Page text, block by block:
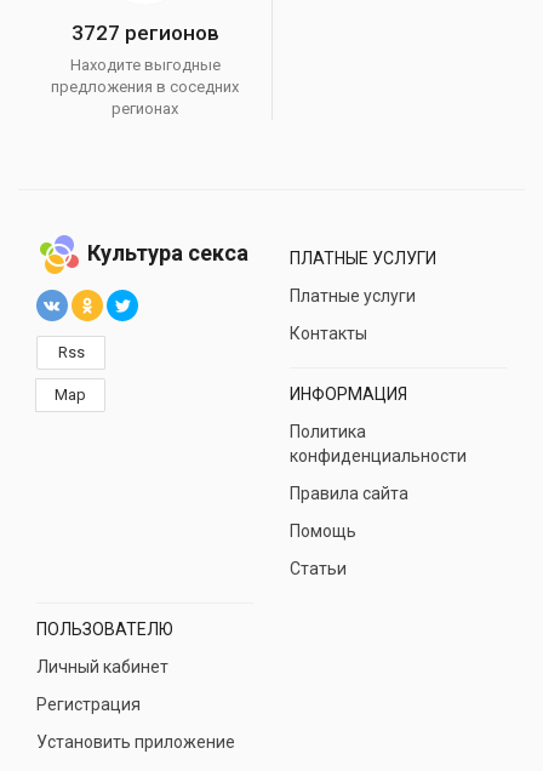
3727 регионов
Находите выгодные
предложения в соседних
регионах
Культура секса
Rss
Map
ПЛАТНЫЕ УСЛУГИ
Платные услуги
Контакты
ИНФОРМАЦИЯ
Политика
конфиденциальности
Правила сайта
Помощь
Статьи
ПОЛЬЗОВАТЕЛЮ
Личный кабинет
Регистрация
Установить приложение